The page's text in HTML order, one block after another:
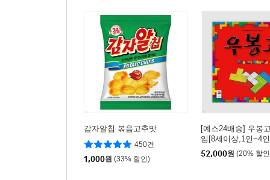
감자알칩 볶음고추맛
450건
1,000원 (33% 할인)
[예스24배송] 우봉
임[8세이상,1인~4
52,000원 (20% 할